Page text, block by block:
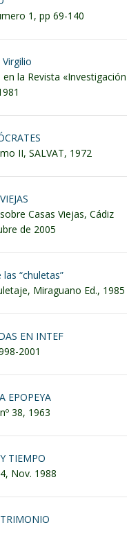
1, pp 69-140
la Revista «Investigación
II, SALVAT, 1972
Casas Viejas, Cádiz
de 2005
“chuletas”
Miraguano Ed., 1985
EN INTEF
2001
EPOPEYA
38, 1963
TIEMPO
Nov. 1988